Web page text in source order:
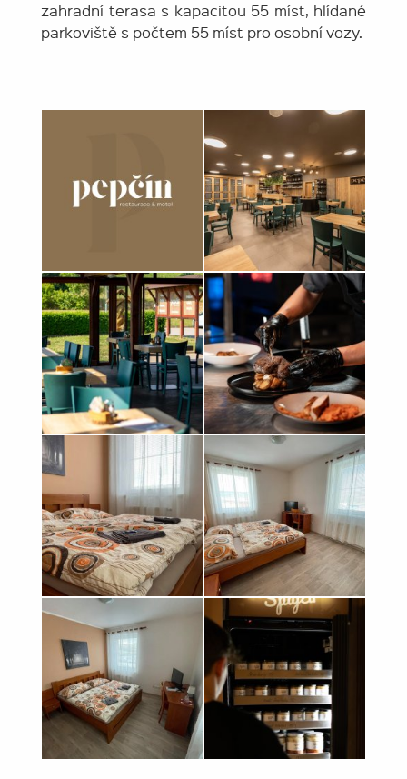
zahradní terasa s kapacitou 55 míst, hlídané
parkoviště s počtem 55 míst pro osobní vozy.